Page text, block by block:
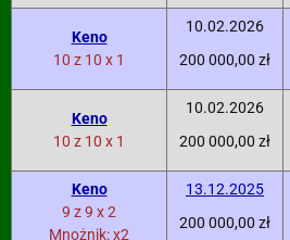
Keno
10 z 10 x 1
10.02.2026
200 000,00 zł
Keno
10 z 10 x 1
10.02.2026
200 000,00 zł
Keno
9 z 9 x 2
Mnożnik: x2
13.12.2025
200 000,00 zł